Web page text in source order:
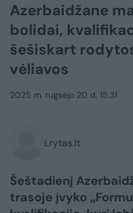
Azerbaidžane
bolidai,
šešiskart
vėliavos
2025 m. rugsėjo 20 d. 15:31
Lrytas.lt
Šeštadienį
trasoje įvyko